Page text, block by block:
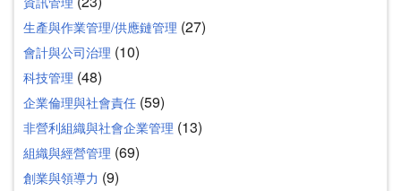
生產與作業管理/供應鏈管理 (27)
會計與公司治理 (10)
科技管理 (48)
企業倫理與社會責任 (59)
非營利組織與社會企業管理 (13)
組織與經營管理 (69)
創業與領導力 (9)